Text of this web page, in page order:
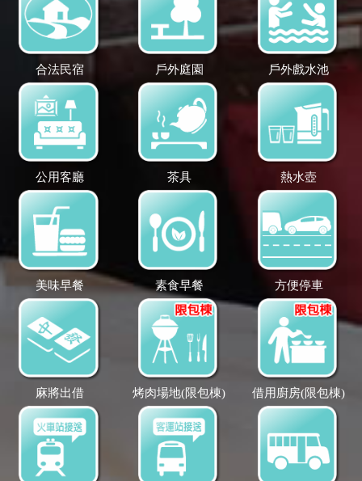
合法民宿 戶外庭園 戶外戲水池
公用客廳 茶具 熱水壺
美味早餐 素食早餐 方便停車
麻將出借 烤肉場地(限包棟) 借用廚房(限包棟)